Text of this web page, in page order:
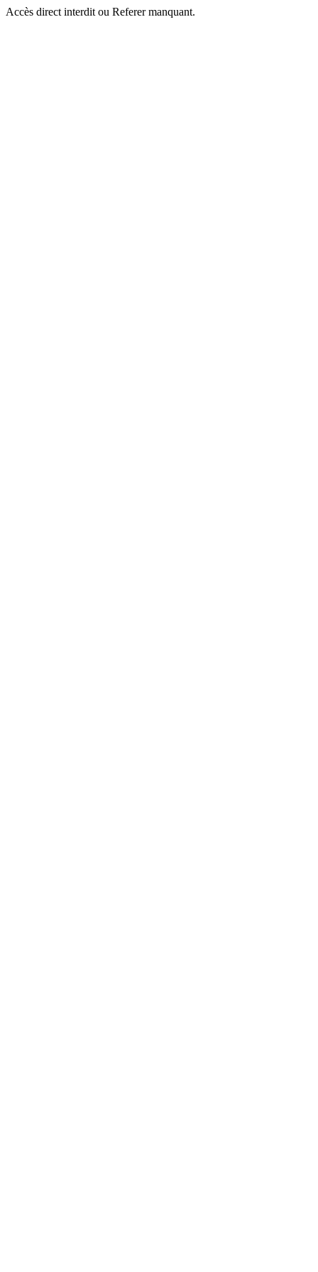
Accès direct interdit ou Referer manquant.